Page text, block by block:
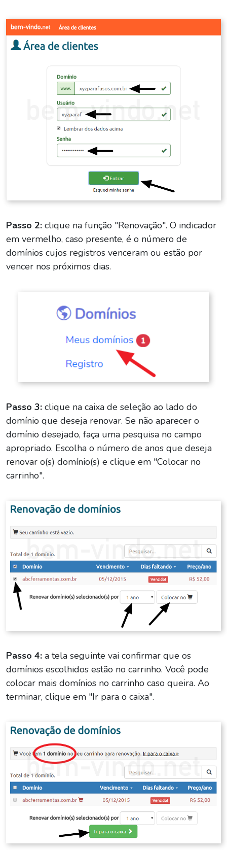
Passo 2: clique na função "Renovação". O indicador
em vermelho, caso presente, é o número de
domínios cujos registros venceram ou estão por
vencer nos próximos dias.
Passo 3: clique na caixa de seleção ao lado do
domínio que deseja renovar. Se não aparecer o
domínio desejado, faça uma pesquisa no campo
apropriado. Escolha o número de anos que deseja
renovar o(s) domínio(s) e clique em "Colocar no
carrinho".
Passo 4: a tela seguinte vai confirmar que os
domínios escolhidos estão no carrinho. Você pode
colocar mais domínios no carrinho caso queira. Ao
terminar, clique em "Ir para o caixa".